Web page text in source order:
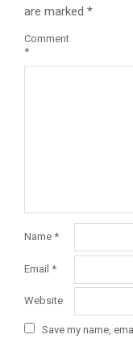
are marked *
Comment
*
Name *
Email *
Website
Save my name,